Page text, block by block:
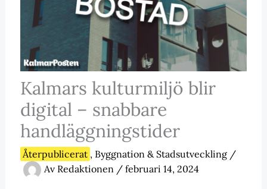
Kalmars kulturmiljö blir
digital – snabbare
handläggningstider
Återpublicerat , Byggnation & Stadsutveckling/
Av Redaktionen / februari 14, 2024